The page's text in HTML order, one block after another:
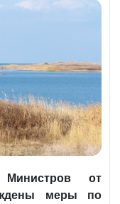
Министров от
меры по